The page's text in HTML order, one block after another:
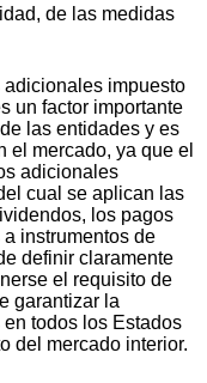
de las medidas
impuesto
un factor importante
las entidades y es
el mercado, ya que el
adicionales
cual se aplican las
los pagos
instrumentos de
definir claramente
el requisito de
garantizar la
todos los Estados
del mercado interior.